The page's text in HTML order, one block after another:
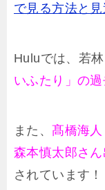
で見る方法と
Huluでは、若
いふたり」の
また、髙橋海
森本慎太郎さ
されています！